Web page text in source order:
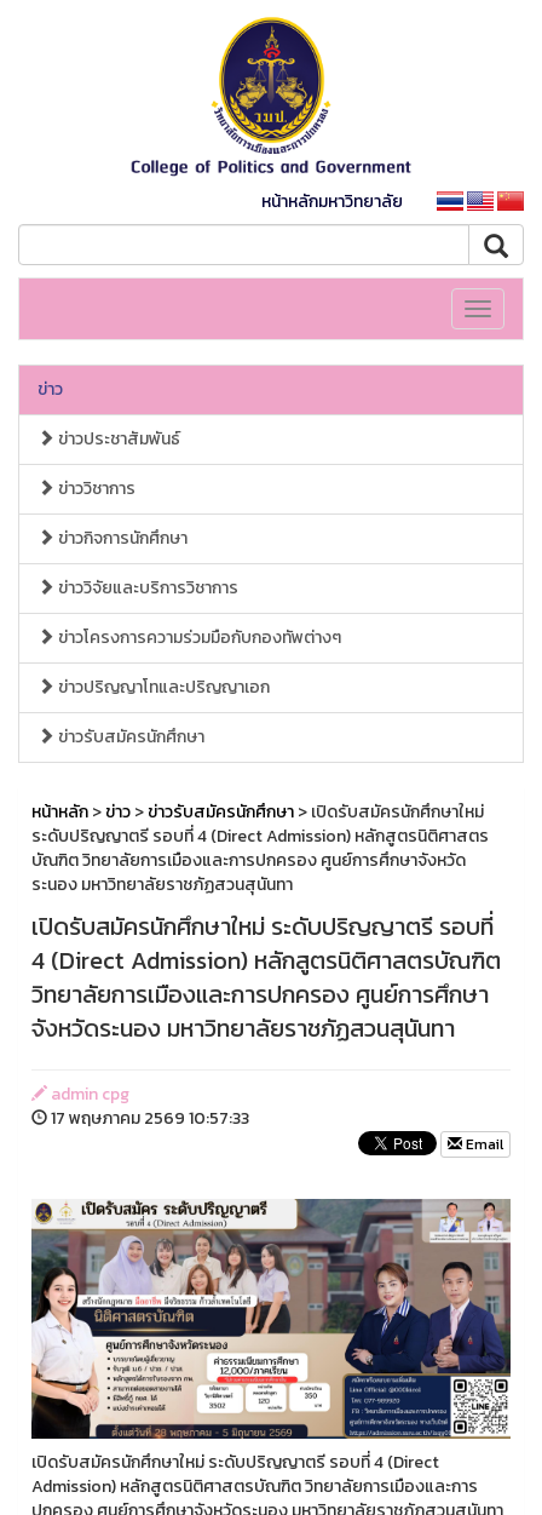
หน้าหลักมหาวิทยาลัย
Toggle
ข่าว
ข่าวประชาสัมพันธ์
ข่าววิชาการ
ข่าวกิจการนักศึกษา
ข่าววิจัยและบริการวิชาการ
ข่าวโครงการความร่วมมือกับกองทัพต่างๆ
ข่าวปริญญาโทและปริญญาเอก
ข่าวรับสมัครนักศึกษา
หน้าหลัก>ข่าว>ข่าวรับสมัครนักศึกษา> เปิดรับสมัครนักศึกษาใหม่
ระดับปริญญาตรี รอบที่ 4 (Direct Admission) หลักสูตรนิติศาสตร
บัณฑิต วิทยาลัยการเมืองและการปกครอง ศูนย์การศึกษาจังหวัด
ระนอง มหาวิทยาลัยราชภัฏสวนสุนันทา
เปิดรับสมัครนักศึกษาใหม่ ระดับปริญญาตรี รอบที่
4 (Direct Admission) หลักสูตรนิติศาสตรบัณฑิต
วิทยาลัยการเมืองและการปกครอง ศูนย์การศึกษา
จังหวัดระนอง มหาวิทยาลัยราชภัฏสวนสุนันทา
admin cpg
17 พฤษภาคม 2569 10:57:33
Email
เปิดรับสมัครนักศึกษาใหม่ ระดับปริญญาตรี รอบที่ 4 (Direct
Admission) หลักสูตรนิติศาสตรบัณฑิต วิทยาลัยการเมืองและการ